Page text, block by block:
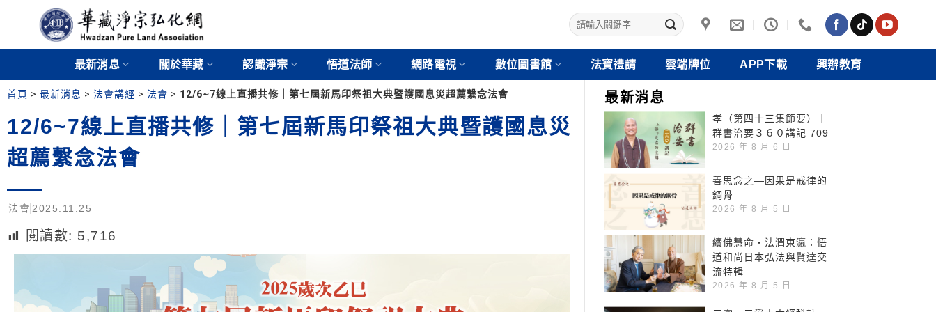
最新消息 關於華藏 認識淨宗 悟道法師 網路電視 數位圖書館 法寶禮請 雲端牌位 APP下載 興辦教育
首頁 > 最新消息 > 法會講經 > 法會 > 12/6~7線上直播共修｜第七屆新馬印祭祖大典暨護國息災超薦繫念法會
12/6~7線上直播共修｜第七屆新馬印祭祖大典暨護國息災
超薦繫念法會
法會 2025.11.25
閱讀數: 5,716
最新消息
孝（第四十三集節要）｜
群書治要３６０講記 709
2026 年 8 月 6 日
善思念之—因果是戒律的
鋼骨
2026 年 8 月 5 日
續佛慧命‧法潤東瀛：悟
道和尚日本弘法與賢達交
流特輯
2026 年 8 月 5 日